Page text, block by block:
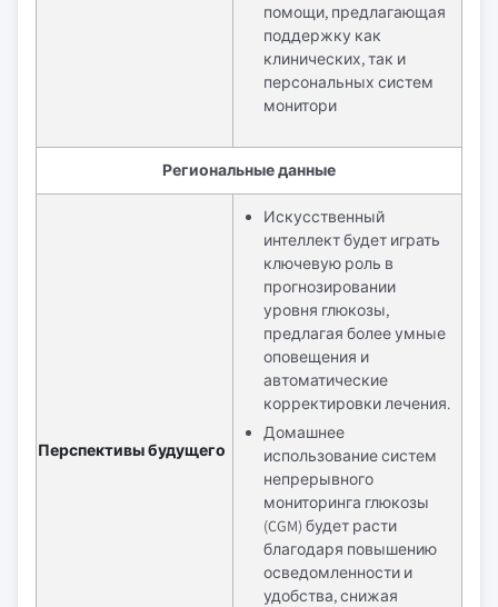
помощи, предлагающая
поддержку как
клинических, так и
персональных систем
монитори
Региональные данные
Перспективы будущего
Искусственный
интеллект будет играть
ключевую роль в
прогнозировании
уровня глюкозы,
предлагая более умные
оповещения и
автоматические
корректировки лечения.
Домашнее
использование систем
непрерывного
мониторинга глюкозы
(CGM) будет расти
благодаря повышению
осведомленности и
удобства, снижая